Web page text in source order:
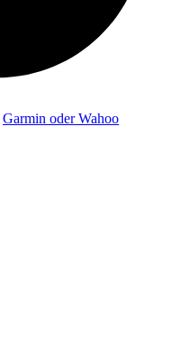
Garmin oder Wahoo